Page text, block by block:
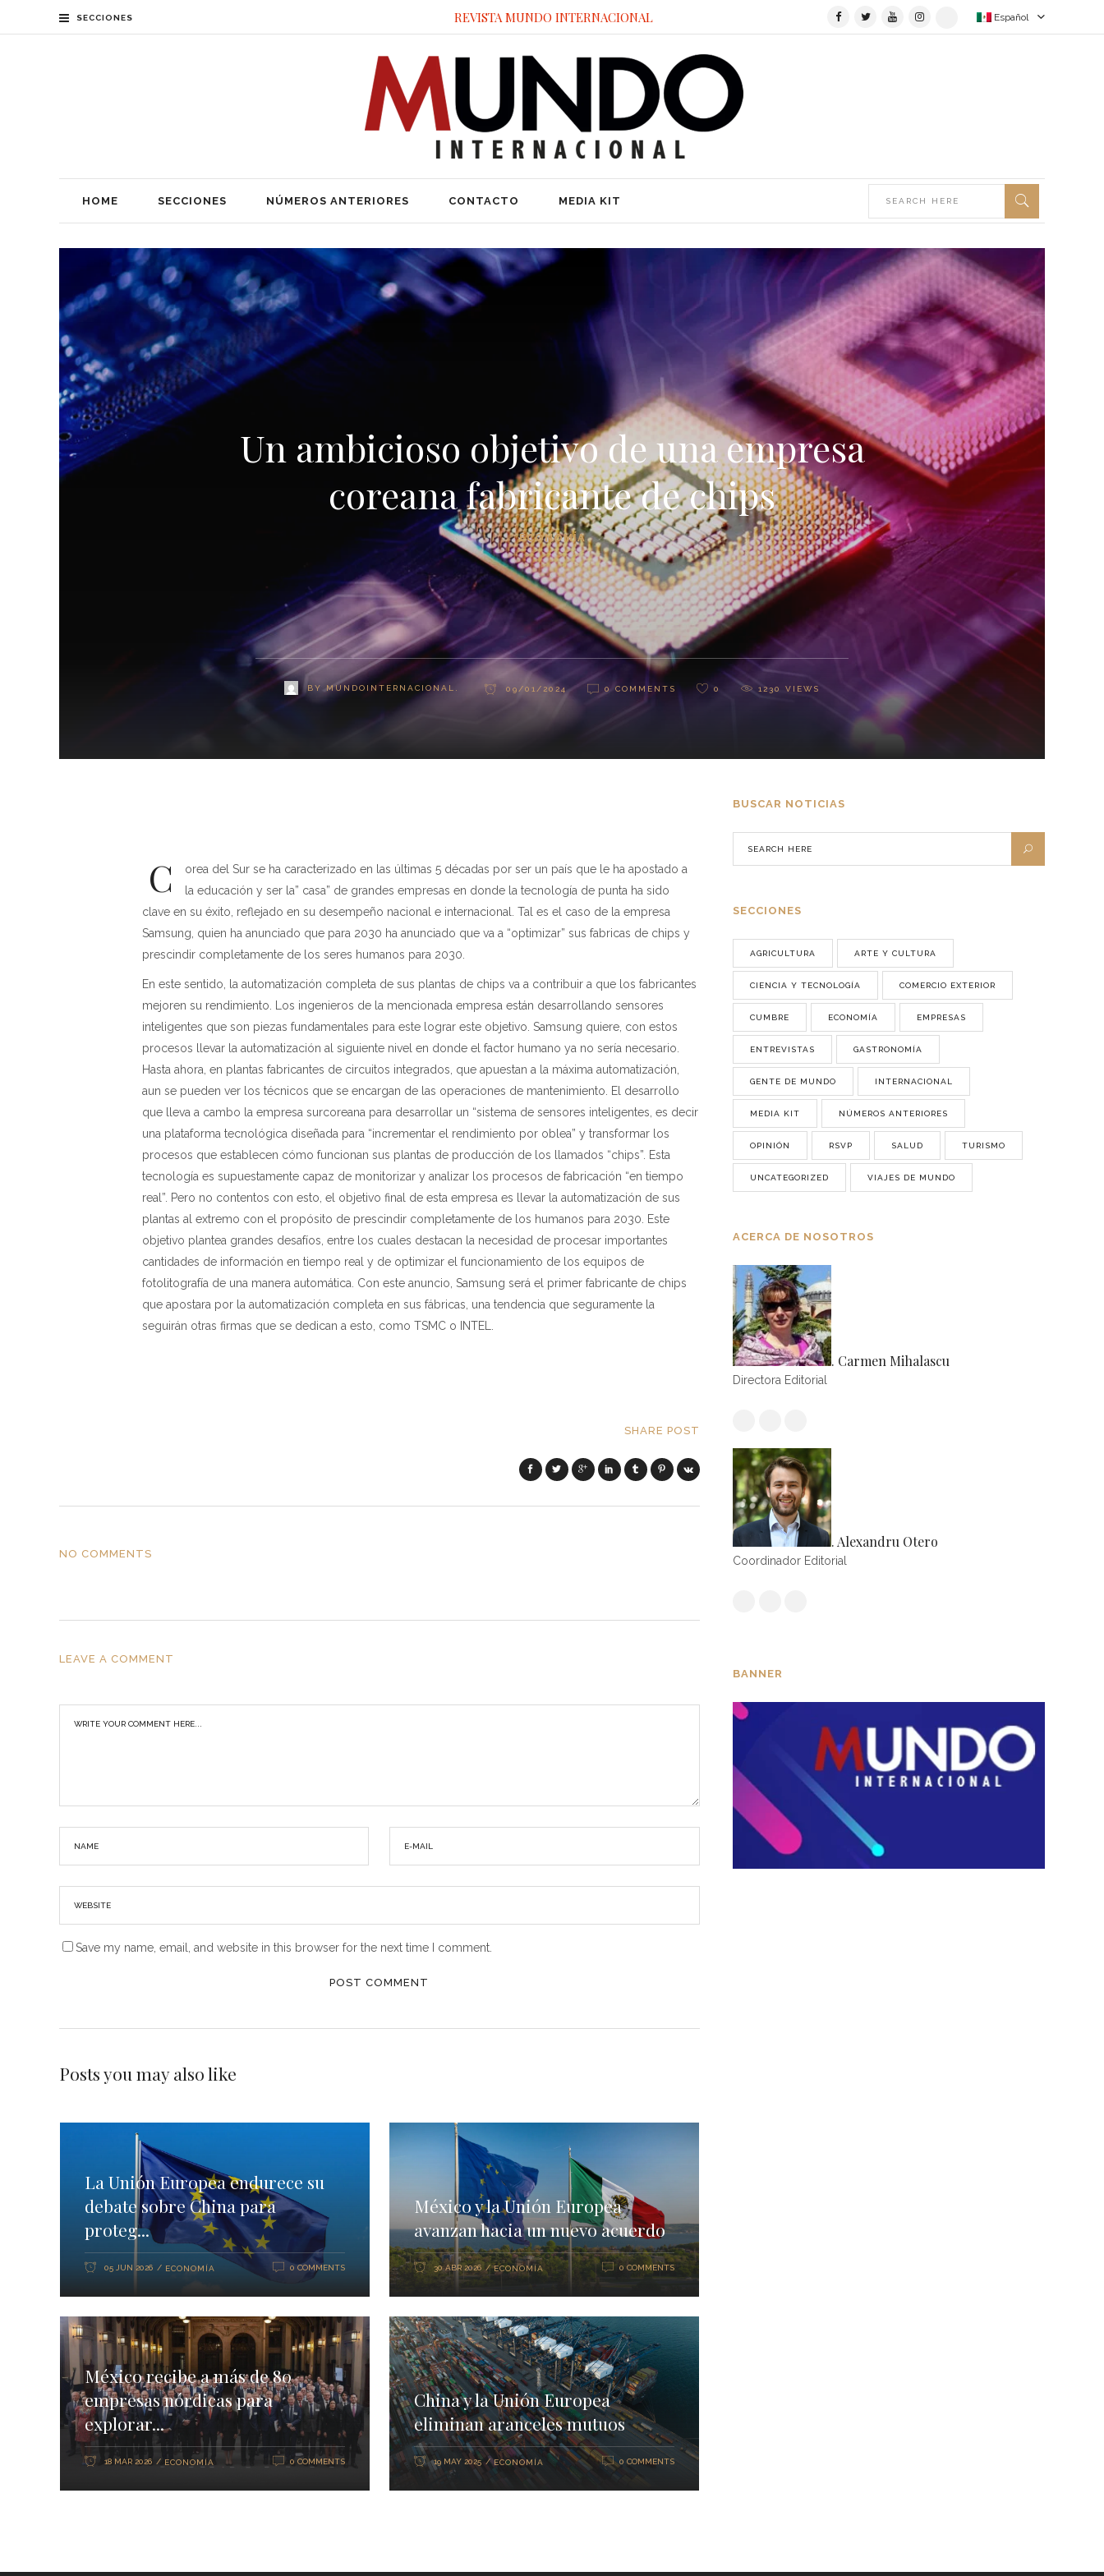
SECCIONES REVISTA MUNDO INTERNACIONAL Español
HOME SECCIONES NÚMEROS ANTERIORES CONTACTO MEDIA KIT
Un ambicioso objetivo de una empresa
coreana fabricante de chips
ECONOMÍA
BY MUNDOINTERNACIONAL. 09/01/2024 0 COMMENTS 0 1230 VIEWS
C
orea del Sur se ha caracterizado en las últimas 5 décadas por ser un país que le ha apostado a
la educación y ser la” casa” de grandes empresas en donde la tecnología de punta ha sido
clave en su éxito, reflejado en su desempeño nacional e internacional. Tal es el caso de la empresa
Samsung, quien ha anunciado que para 2030 ha anunciado que va a “optimizar” sus fabricas de chips y
prescindir completamente de los seres humanos para 2030.
En este sentido, la automatización completa de sus plantas de chips va a contribuir a que los fabricantes
mejoren su rendimiento. Los ingenieros de la mencionada empresa están desarrollando sensores
inteligentes que son piezas fundamentales para este lograr este objetivo. Samsung quiere, con estos
procesos llevar la automatización al siguiente nivel en donde el factor humano ya no sería necesario.
Hasta ahora, en plantas fabricantes de circuitos integrados, que apuestan a la máxima automatización,
aun se pueden ver los técnicos que se encargan de las operaciones de mantenimiento. El desarrollo
que lleva a cambo la empresa surcoreana para desarrollar un “sistema de sensores inteligentes, es decir
una plataforma tecnológica diseñada para “incrementar el rendimiento por oblea” y transformar los
procesos que establecen cómo funcionan sus plantas de producción de los llamados “chips”. Esta
tecnología es supuestamente capaz de monitorizar y analizar los procesos de fabricación “en tiempo
real”. Pero no contentos con esto, el objetivo final de esta empresa es llevar la automatización de sus
plantas al extremo con el propósito de prescindir completamente de los humanos para 2030. Este
objetivo plantea grandes desafíos, entre los cuales destacan la necesidad de procesar importantes
cantidades de información en tiempo real y de optimizar el funcionamiento de los equipos de
fotolitografía de una manera automática. Con este anuncio, Samsung será el primer fabricante de chips
que apostara por la automatización completa en sus fábricas, una tendencia que seguramente la
seguirán otras firmas que se dedican a esto, como TSMC o INTEL.
SHARE POST
NO COMMENTS
LEAVE A COMMENT
Save my name, email, and website in this browser for the next time I comment.
Posts you may also like
La Unión Europea endurece su
debate sobre China para
proteg...
05 JUN 2026 ECONOMÍA 0 COMMENTS
México y la Unión Europea
avanzan hacia un nuevo acuerdo
30 ABR 2026 ECONOMÍA 0 COMMENTS
México recibe a más de 80
empresas nórdicas para
explorar...
18 MAR 2026 ECONOMÍA 0 COMMENTS
China y la Unión Europea
eliminan aranceles mutuos
19 MAY 2025 ECONOMÍA 0 COMMENTS
BUSCAR NOTICIAS
SECCIONES
AGRICULTURA ARTE Y CULTURA
CIENCIA Y TECNOLOGÍA COMERCIO EXTERIOR
CUMBRE ECONOMÍA EMPRESAS
ENTREVISTAS GASTRONOMÍA
GENTE DE MUNDO INTERNACIONAL
MEDIA KIT NÚMEROS ANTERIORES
OPINIÓN RSVP SALUD TURISMO
UNCATEGORIZED VIAJES DE MUNDO
ACERCA DE NOSOTROS
. Carmen Mihalascu
Directora Editorial
. Alexandru Otero
Coordinador Editorial
BANNER